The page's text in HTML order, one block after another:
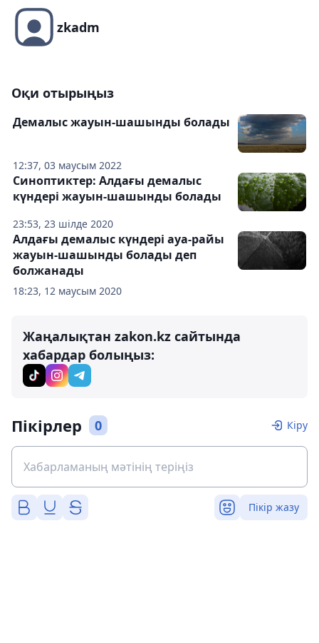
zkadm
Оқи отырыңыз
12:37, 03 маусым 2022
Демалыс жауын-шашынды болады
23:53, 23 шілде 2020
Синоптиктер: Алдағы демалыс
күндері жауын-шашынды болады
18:23, 12 маусым 2020
Алдағы демалыс күндері ауа-райы
жауын-шашынды болады деп
болжанады
Жаңалықтан zakon.kz сайтында
хабардар болыңыз:
Пікірлер 0 Кіру
Пікір жазу